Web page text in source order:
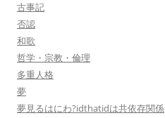
古事記
否認
和歌
哲学・宗教・倫理
多重人格
夢
夢見るはにわ?idthatidは共依存関係